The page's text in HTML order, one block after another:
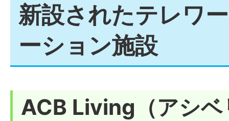
新設されたテレワ
ーション施設
ACB Living（アシベ